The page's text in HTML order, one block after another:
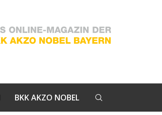
BKK AKZO NOBEL